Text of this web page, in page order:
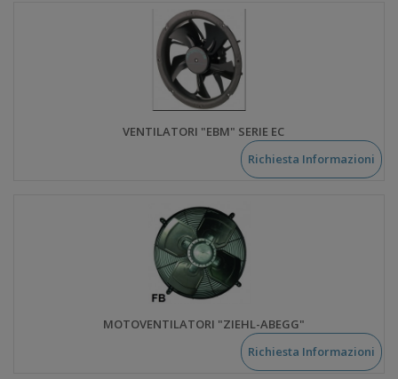
VENTILATORI "EBM" SERIE EC
Richiesta Informazioni
MOTOVENTILATORI "ZIEHL-ABEGG"
Richiesta Informazioni